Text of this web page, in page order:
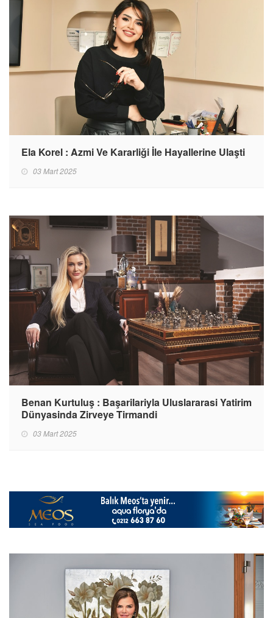
Ela Korel : Azmi Ve Kararliği İle Hayallerine Ulaşti
03 Mart 2025
Benan Kurtuluş : Başarilariyla Uluslararasi Yatirim
Dünyasinda Zirveye Tirmandi
03 Mart 2025